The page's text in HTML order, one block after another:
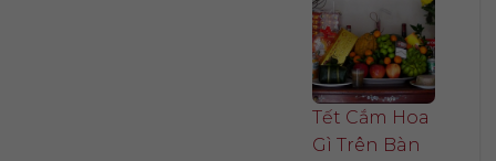
Tết Cắm Hoa
Gì Trên Bàn